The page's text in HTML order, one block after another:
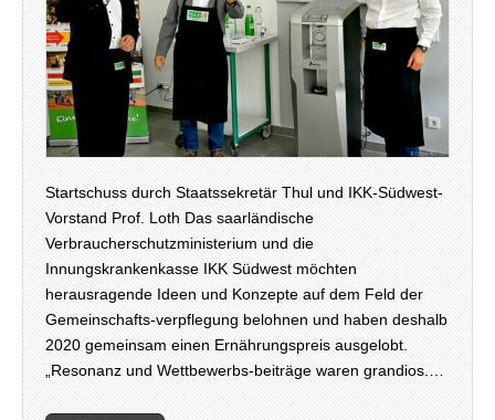
Startschuss durch Staatssekretär Thul und IKK-Südwest-
Vorstand Prof. Loth Das saarländische
Verbraucherschutzministerium und die
Innungskrankenkasse IKK Südwest möchten
herausragende Ideen und Konzepte auf dem Feld der
Gemeinschafts-verpflegung belohnen und haben deshalb
2020 gemeinsam einen Ernährungspreis ausgelobt.
„Resonanz und Wettbewerbs-beiträge waren grandios.…